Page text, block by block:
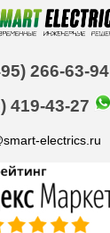
266-63-94
419-43-27
electrics.ru